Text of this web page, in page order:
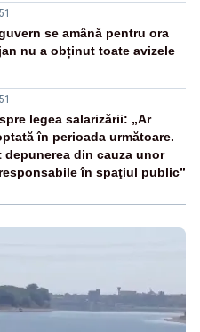
se amână pentru ora
nu a obținut toate avizele
legea salarizării: „Ar
în perioada următoare.
depunerea din cauza unor
în spaţiul public”